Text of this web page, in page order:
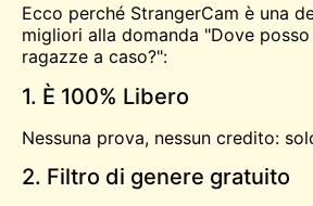
Ecco perché StrangerCam è una
migliori alla domanda "Dove
ragazze a caso?":
1. È 100% Libero
Nessuna prova, nessun credito:
2. Filtro di genere gratuito